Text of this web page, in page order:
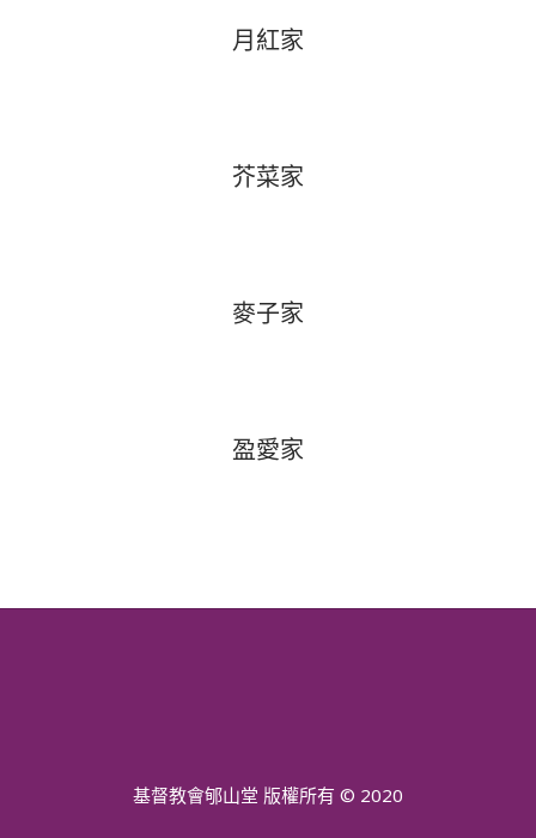
月紅家
芥菜家
麥子家
盈愛家
基督教會郇山堂 版權所有 © 2020